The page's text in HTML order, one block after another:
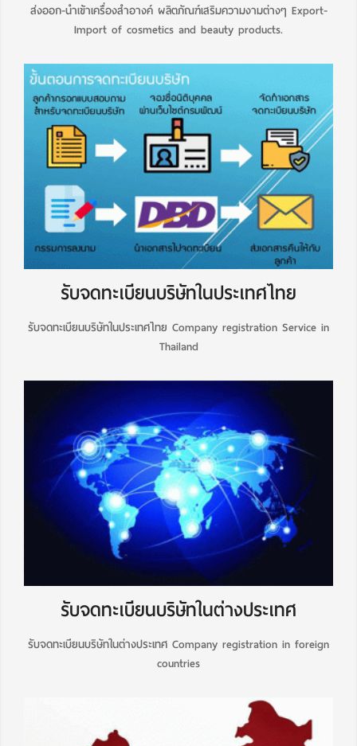
ส่งออก-นำเข้าเครื่องสำอางค์ ผลิตภัณฑ์เสริมความงามต่างๆ Export-
Import of cosmetics and beauty products.
รับจดทะเบียนบริษัทในประเทศไทย
รับจดทะเบียนบริษัทในประเทศไทย Company registration Service in
Thailand
รับจดทะเบียนบริษัทในต่างประเทศ
รับจดทะเบียนบริษัทในต่างประเทศ Company registration in foreign
countries